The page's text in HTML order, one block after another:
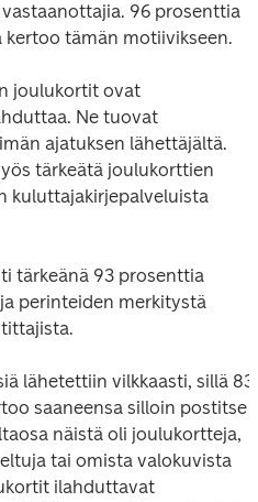
96 prosenttia
tämän motiivikseen.
joulukortit ovat
Ne tuovat
ajatuksen lähettäjältä.
tärkeätä joulukorttien
kuluttajakirjepalveluista
tärkeänä 93 prosenttia
perinteiden merkitystä
lähetettiin vilkkaasti, sillä 83
saaneensa silloin postitse
näistä oli joulukortteja,
tai omista valokuvista
ilahduttavat